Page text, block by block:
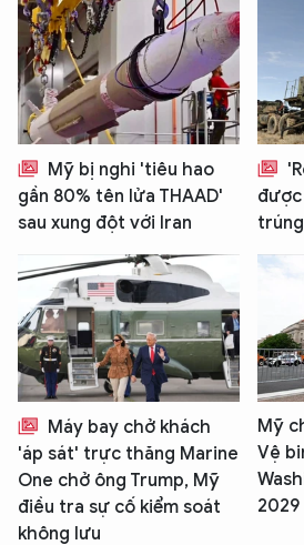
Mỹ bị nghi 'tiêu hao
gần 80% tên lửa THAAD'
sau xung đột với Iran
được
Máy bay chở khách
'áp sát' trực thăng Marine
One chở ông Trump, Mỹ
điều tra sự cố kiểm soát
không lưu
Mỹ
Vệ
2029